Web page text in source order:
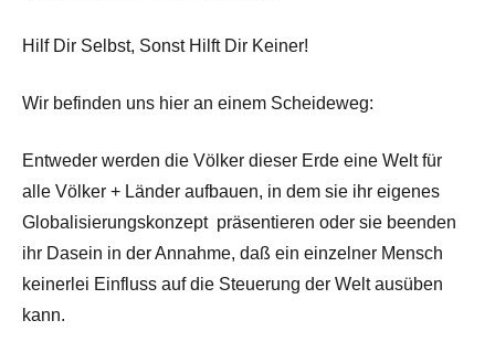
Hilf Dir Selbst, Sonst Hilft Dir Keiner!
Wir befinden uns hier an einem Scheideweg:
Entweder werden die Völker dieser Erde eine Welt für
alle Völker + Länder aufbauen, in dem sie ihr eigenes
Globalisierungskonzept präsentieren oder sie beenden
ihr Dasein in der Annahme, daß ein einzelner Mensch
keinerlei Einfluss auf die Steuerung der Welt ausüben
kann.